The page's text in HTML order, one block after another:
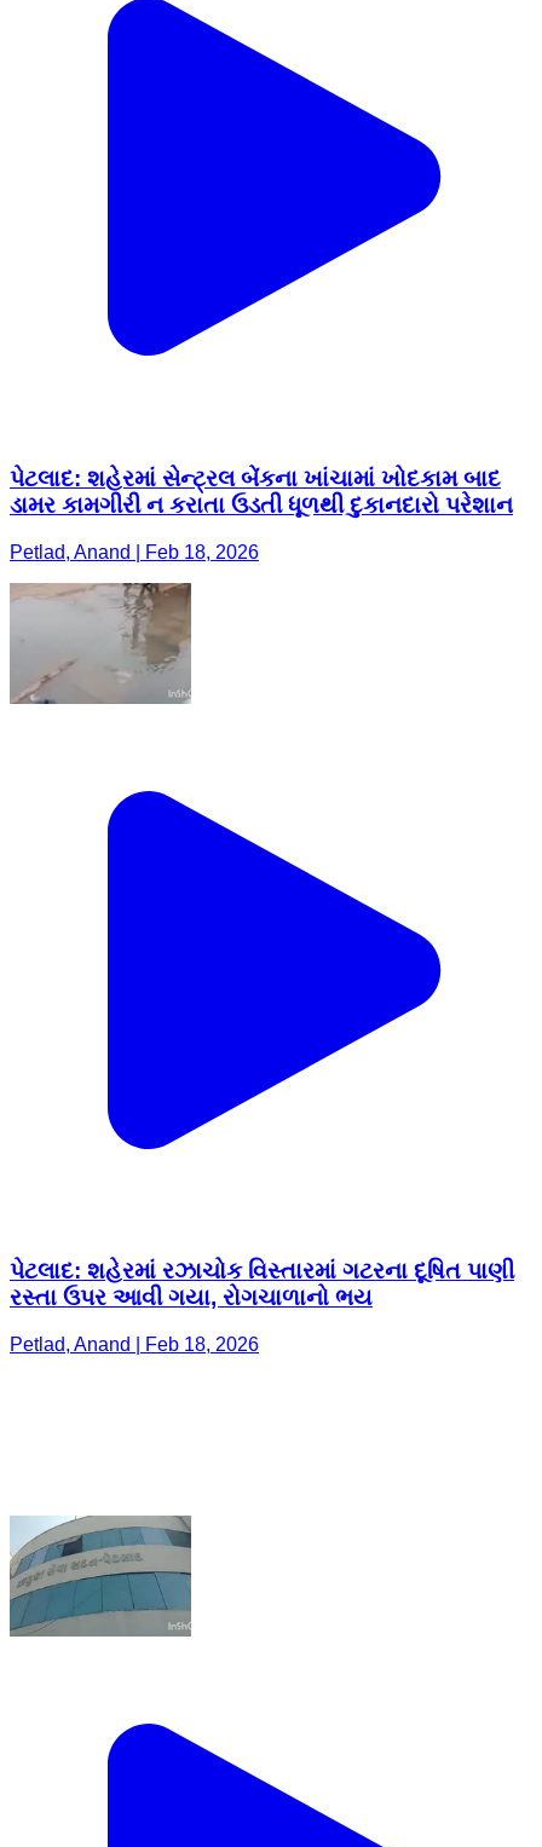
પેટલાદ: શહેરમાં સેન્ટ્રલ બેંકના ખાંચામાં ખોદકામ બાદ
ડામર કામગીરી ન કરાતા ઉડતી ધૂળથી દુકાનદારો પરેશાન
Petlad, Anand | Feb 18, 2026
પેટલાદ: શહેરમાં રઝાચોક વિસ્તારમાં ગટરના દૂષિત પાણી
રસ્તા ઉપર આવી ગયા, રોગચાળાનો ભય
Petlad, Anand | Feb 18, 2026